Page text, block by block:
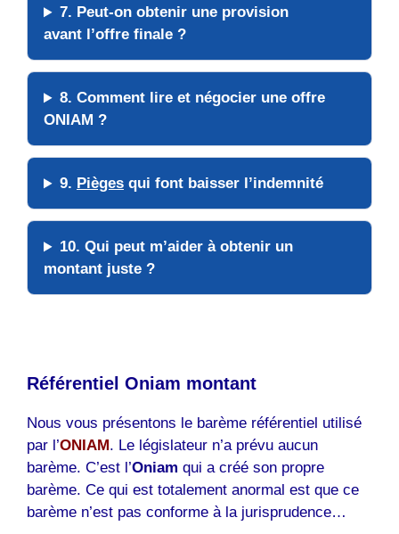
7. Peut-on obtenir une provision
avant l’offre finale ?
8. Comment lire et négocier une offre
ONIAM ?
9. Pièges qui font baisser l’indemnité
10. Qui peut m’aider à obtenir un
montant juste ?
Référentiel Oniam montant
Nous vous présentons le barème référentiel utilisé
par l’ONIAM. Le législateur n’a prévu aucun
barème. C’est l’Oniam qui a créé son propre
barème. Ce qui est totalement anormal est que ce
barème n’est pas conforme à la jurisprudence…